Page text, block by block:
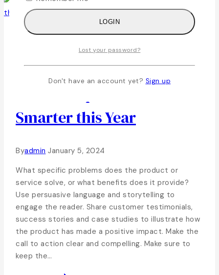
Business|Promotions|Search Engine
85 Key Sales Statistics
Smarter this Year
Byadmin January 5, 2024
What specific problems does the product or
service solve, or what benefits does it provide?
Use persuasive language and storytelling to
engage the reader. Share customer testimonials,
success stories and case studies to illustrate how
the product has made a positive impact. Make the
call to action clear and compelling. Make sure to
keep the…
LOGIN
Lost your password?
Don't have an account yet? Sign up